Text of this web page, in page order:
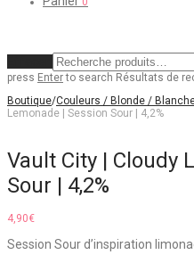
press Enterto search Résultats de
Boutique/Couleurs / Blonde /
Lemonade | Session Sour | 4,2%
Vault City | Cloudy
Sour | 4,2%
4,90€
Session Sour d’inspiration